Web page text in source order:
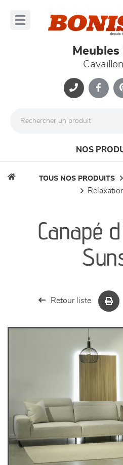
NOS
séjours
meubles de complément
TOUS NOS PRODUITS
Canapé
Retour liste